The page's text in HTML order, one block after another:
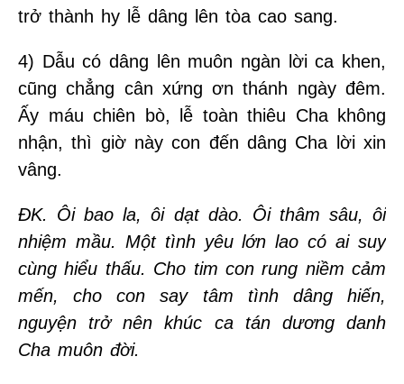
trở thành hy lễ dâng lên tòa cao sang.
4) Dẫu có dâng lên muôn ngàn lời ca khen,
cũng chẳng cân xứng ơn thánh ngày đêm.
Ấy máu chiên bò, lễ toàn thiêu Cha không
nhận, thì giờ này con đến dâng Cha lời xin
vâng.
ĐK. Ôi bao la, ôi dạt dào. Ôi thâm sâu, ôi
nhiệm mầu. Một tình yêu lớn lao có ai suy
cùng hiểu thấu. Cho tim con rung niềm cảm
mến, cho con say tâm tình dâng hiến,
nguyện trở nên khúc ca tán dương danh
Cha muôn đời.